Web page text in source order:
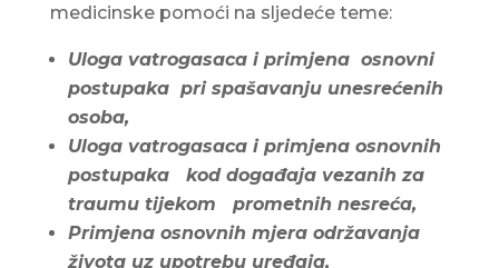
medicinske pomoći na sljedeće teme:
Uloga vatrogasaca i primjena osnovni
postupaka pri spašavanju unesrećenih
osoba,
Uloga vatrogasaca i primjena osnovnih
postupaka kod događaja vezanih za
traumu tijekom prometnih nesreća,
Primjena osnovnih mjera održavanja
života uz upotrebu uređaja,